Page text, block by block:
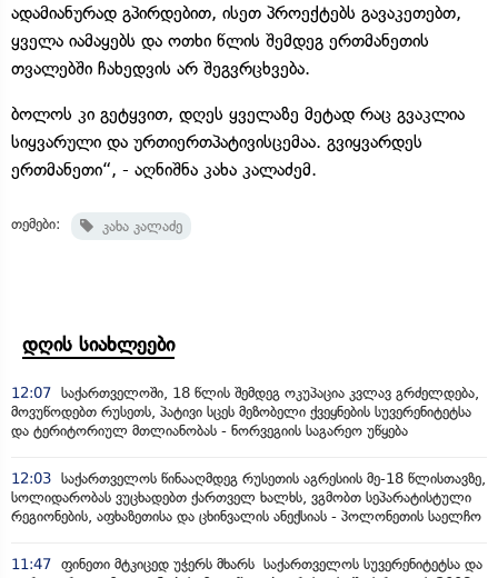
ადამიანურად გპირდებით, ისეთ პროექტებს გავაკეთებთ,
ყველა იამაყებს და ოთხი წლის შემდეგ ერთმანეთის
თვალებში ჩახედვის არ შეგვრცხვება.
ბოლოს კი გეტყვით, დღეს ყველაზე მეტად რაც გვაკლია
სიყვარული და ურთიერთპატივისცემაა. გვიყვარდეს
ერთმანეთი“, - აღნიშნა კახა კალაძემ.
თემები: კახა კალაძე
დღის სიახლეები
12:07 საქართველოში, 18 წლის შემდეგ ოკუპაცია კვლავ გრძელდება,
მოვუწოდებთ რუსეთს, პატივი სცეს მეზობელი ქვეყნების სუვერენიტეტსა
და ტერიტორიულ მთლიანობას - ნორვეგიის საგარეო უწყება
12:03 საქართველოს წინააღმდეგ რუსეთის აგრესიის მე-18 წლისთავზე,
სოლიდარობას ვუცხადებთ ქართველ ხალხს, ვგმობთ სეპარატისტული
რეგიონების, აფხაზეთისა და ცხინვალის ანექსიას - პოლონეთის საელჩო
11:47 ფინეთი მტკიცედ უჭერს მხარს საქართველოს სუვერენიტეტსა და